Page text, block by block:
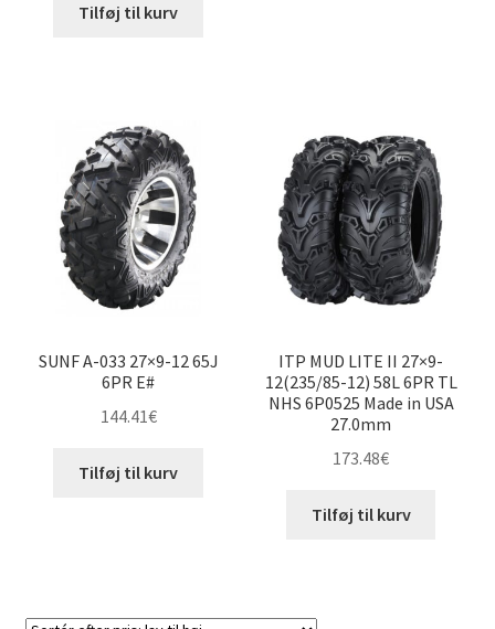
28×12-12″
205/80-12″
205/90-12″
255/65-12″
Tilføj til kurv
SUNF A-033 27×9-12 65J
6PR E#
144.41€
Tilføj til kurv
ITP MUD LITE II 27×9-
12(235/85-12) 58L 6PR TL
NHS 6P0525 Made in USA
27.0mm
173.48€
Tilføj til kurv